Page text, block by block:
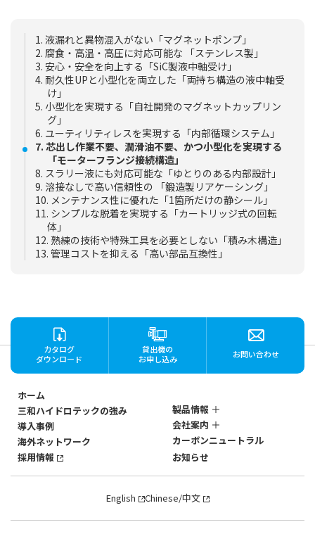
1. 液漏れと異物混入がない「マグネットポンプ」
2. 腐食・高温・高圧に対応可能な 「ステンレス製」
3. 安心・安全を向上する「SiC製液中軸受け」
4. 耐久性UPと小型化を両立した「両持ち構造の液中軸受
け」
5. 小型化を実現する「自社開発のマグネットカップリン
グ」
6. ユーティリティレスを実現する「内部循環システム」
7. 芯出し作業不要、潤滑油不要、かつ小型化を実現する
「モーターフランジ接続構造」
8. スラリー液にも対応可能な「ゆとりのある内部設計」
9. 溶接なしで高い信頼性の 「鍛造製リアケーシング」
10. メンテナンス性に優れた「1箇所だけの静シール」
11. シンプルな脱着を実現する「カートリッジ式の回転
体」
12. 熟練の技術や特殊工具を必要としない「積み木構造」
13. 管理コストを抑える「高い部品互換性」
カタログ
ダウンロード
貸出機の
お申し込み
お問い合わせ
ホーム
三和ハイドロテックの強み
製品情報
ステンレス製
マグネットポンプ
SANWAのマグネットポン
3つの強み
SANWAのマグネットポン
プ
強みの深層
導入事例
会社案内
会社概要
社歴・沿革
海外ネットワーク
カーボンニュートラル
採用情報
お知らせ
English Chinese/中文